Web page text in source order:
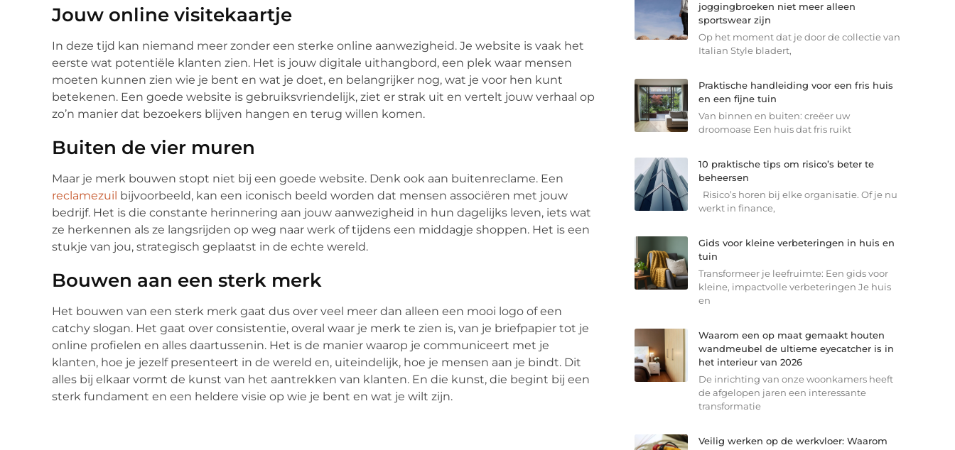
Jouw online visitekaartje
In deze tijd kan niemand meer zonder een sterke online aanwezigheid. Je website is vaak het
eerste wat potentiële klanten zien. Het is jouw digitale uithangbord, een plek waar mensen
moeten kunnen zien wie je bent en wat je doet, en belangrijker nog, wat je voor hen kunt
betekenen. Een goede website is gebruiksvriendelijk, ziet er strak uit en vertelt jouw verhaal op
zo’n manier dat bezoekers blijven hangen en terug willen komen.
Buiten de vier muren
Maar je merk bouwen stopt niet bij een goede website. Denk ook aan buitenreclame. Een
reclamezuil bijvoorbeeld, kan een iconisch beeld worden dat mensen associëren met jouw
bedrijf. Het is die constante herinnering aan jouw aanwezigheid in hun dagelijks leven, iets wat
ze herkennen als ze langsrijden op weg naar werk of tijdens een middagje shoppen. Het is een
stukje van jou, strategisch geplaatst in de echte wereld.
Bouwen aan een sterk merk
Het bouwen van een sterk merk gaat dus over veel meer dan alleen een mooi logo of een
catchy slogan. Het gaat over consistentie, overal waar je merk te zien is, van je briefpapier tot je
online profielen en alles daartussenin. Het is de manier waarop je communiceert met je
klanten, hoe je jezelf presenteert in de wereld en, uiteindelijk, hoe je mensen aan je bindt. Dit
alles bij elkaar vormt de kunst van het aantrekken van klanten. En die kunst, die begint bij een
sterk fundament en een heldere visie op wie je bent en wat je wilt zijn.
joggingbroeken niet meer alleen
sportswear zijn
Op het moment dat je door de collectie van
Italian Style bladert,
Praktische handleiding voor een fris huis
en een fijne tuin
Van binnen en buiten: creëer uw
droomoase Een huis dat fris ruikt
10 praktische tips om risico’s beter te
beheersen
Risico’s horen bij elke organisatie. Of je nu
werkt in finance,
Gids voor kleine verbeteringen in huis en
tuin
Transformeer je leefruimte: Een gids voor
kleine, impactvolle verbeteringen Je huis
en
Waarom een op maat gemaakt houten
wandmeubel de ultieme eyecatcher is in
het interieur van 2026
De inrichting van onze woonkamers heeft
de afgelopen jaren een interessante
transformatie
Veilig werken op de werkvloer: Waarom